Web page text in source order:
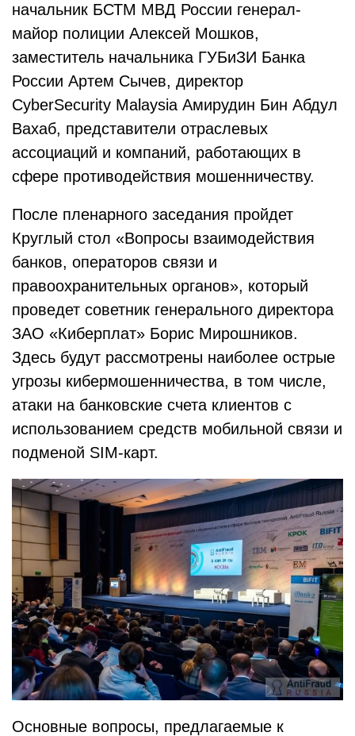
начальник БСТМ МВД России генерал-
майор полиции Алексей Мошков,
заместитель начальника ГУБиЗИ Банка
России Артем Сычев, директор
CyberSecurity Malaysia Амирудин Бин Абдул
Вахаб, представители отраслевых
ассоциаций и компаний, работающих в
сфере противодействия мошенничеству.
После пленарного заседания пройдет
Круглый стол «Вопросы взаимодействия
банков, операторов связи и
правоохранительных органов», который
проведет советник генерального директора
ЗАО «Киберплат» Борис Мирошников.
Здесь будут рассмотрены наиболее острые
угрозы кибермошенничества, в том числе,
атаки на банковские счета клиентов с
использованием средств мобильной связи и
подменой SIM-карт.
Основные вопросы, предлагаемые к